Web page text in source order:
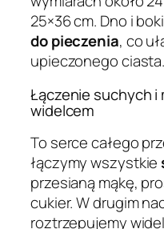
25×36 cm. Dno i
do pieczenia, co
upieczonego ciasta.
Łączenie suchych i
widelcem
To serce całego
łączymy wszystkie
przesianą mąkę,
cukier. W drugim
roztrzepujemy